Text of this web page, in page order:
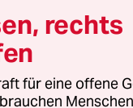
Höppner
„Das ist
rechts
für eine offene